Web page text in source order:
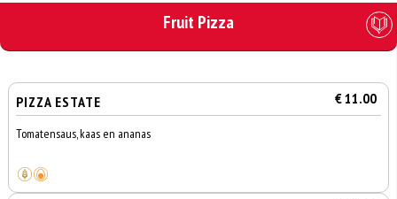
Fruit Pizza
PIZZA ESTATE € 11.00
Tomatensaus, kaas en ananas